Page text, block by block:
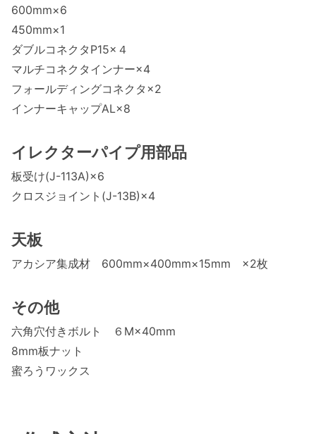
600mm×6
450mm×1
ダブルコネクタP15×４
マルチコネクタインナー×4
フォールディングコネクタ×2
インナーキャップAL×8
イレクターパイプ用部品
板受け(J-113A)×6
クロスジョイント(J-13B)×4
天板
アカシア集成材 600mm×400mm×15mm ×2枚
その他
六角穴付きボルト ６M×40mm
8mm板ナット
蜜ろうワックス